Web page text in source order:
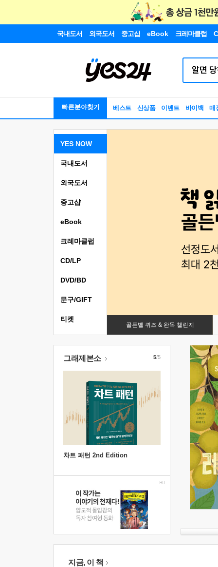
국내도서 외국도서 중고샵 eBook 크레마클럽
빠른분야찾기 베스트 신상품 이벤트 바이백 매
YES NOW
골든벨 퀴즈 & 완독 챌린지
국내도서
외국도서
중고샵
eBook
크레마클럽
CD/LP
DVD/BD
문구/GIFT
티켓
그래제본소
차트 패턴 2nd Edition
5/5
지금, 이 책